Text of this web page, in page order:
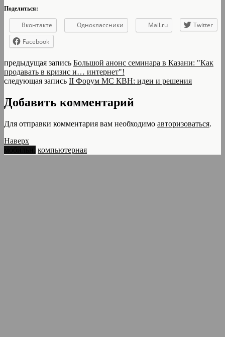
Поделиться:
Вконтакте Одноклассники Mail.ru
Twitter
Facebook
предыдущая запись Большой анонс семинара в Казани: "Как
продавать в кризис и… интернет"!
следующая запись II Форум МС КВН: идеи и решения
Добавить комментарий
Для отправки комментария вам необходимо авторизоваться.
Наверх
компьютерная